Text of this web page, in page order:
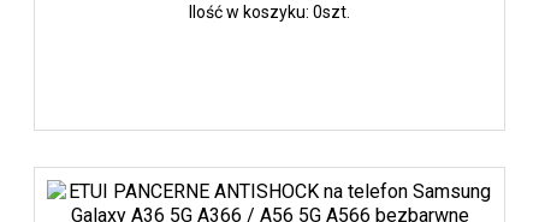
Ilość w koszyku: 0szt.